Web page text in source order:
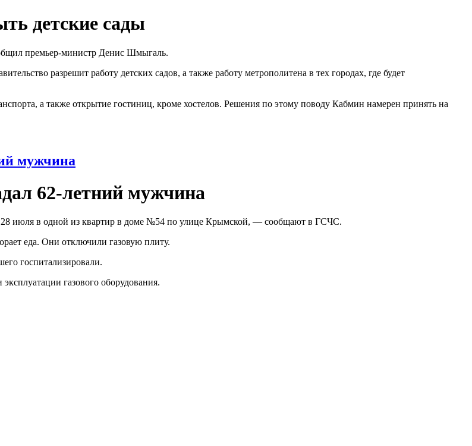
детские сады
премьер-министр Денис Шмыгаль.
разрешит работу детских садов, а также работу метрополитена в тех городах, где будет
а также открытие гостиниц, кроме хостелов. Решения по этому поводу Кабмин намерен принять на
мужчина
62-летний мужчина
28 июля в одной из квартир в доме №54 по улице Крымской, — сообщают в ГСЧС.
еда. Они отключили газовую плиту.
госпитализировали.
газового оборудования.